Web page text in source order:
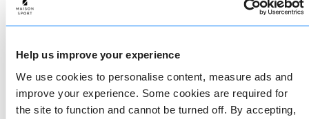
Help us improve your experience
We use cookies to personalise content, measure ads and
improve your experience. Some cookies are required for
the site to function and cannot be turned off. By accepting,
De beste herinneringen aan een skivakantie worden
op de pistes gemaakt, dus het is belangrijk om de
vandaag nog jouw skileraar.